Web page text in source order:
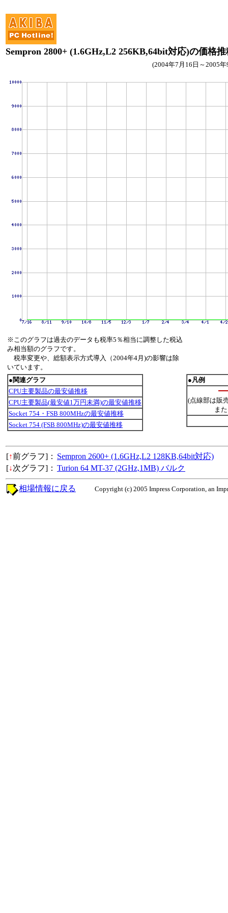
Sempron 2800+ (1.6GHz,L2 256KB,64bit対応)の価格推
(2004年7月16日～2005
※このグラフは過去のデータも税率5％相当に調整した税込
み相当額のグラフです。
税率変更や、総額表示方式導入（2004年4月)の影響は除
いています。
●関連グラフ
CPU主要製品の最安値推移
CPU主要製品(最安値1万円未満)の最安値推移
Socket 754・FSB 800MHzの最安値推移
Socket 754 (FSB 800MHz)の最安値推移
●凡例
(点線部は販
ま
[↑前グラフ]： Sempron 2600+ (1.6GHz,L2 128KB,64bit対応)
[↓次グラフ]： Turion 64 MT-37 (2GHz,1MB) バルク
Copyright (c) 2005 Impress Corporation, an
相場情報に戻る